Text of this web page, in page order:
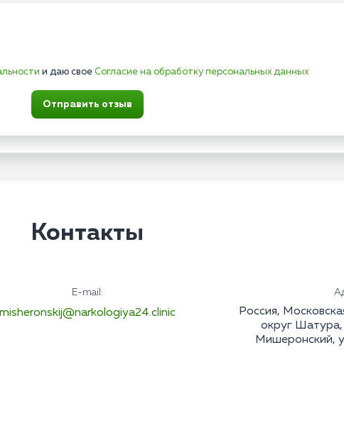
и даю свое Согласие на обработку персональных данных
Отправить отзыв
Контакты
E-mail:
misheronskij@narkologiya24.clinic
Россия,
округ Шатура,
Мишеронский,